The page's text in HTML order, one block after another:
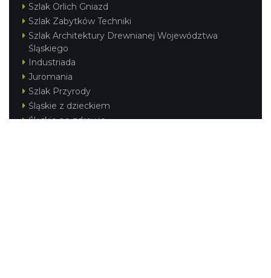
Szlak Orlich Gniazd
Szlak Zabytków Techniki
Szlak Architektury Drewnianej Województwa
Śląskiego
Industriada
Juromania
Szlak Przyrody
Śląskie z dzieckiem
Śląskie po zdrowie